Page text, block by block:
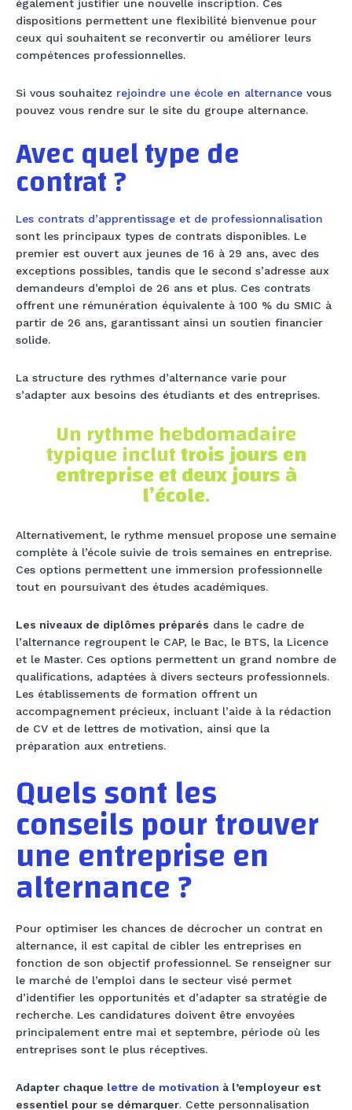
également justifier une nouvelle inscription. Ces
dispositions permettent une flexibilité bienvenue pour
ceux qui souhaitent se reconvertir ou améliorer leurs
compétences professionnelles.
Si vous souhaitez rejoindre une école en alternance vous
pouvez vous rendre sur le site du groupe alternance.
Avec quel type de
contrat ?
Les contrats d’apprentissage et de professionnalisation
sont les principaux types de contrats disponibles. Le
premier est ouvert aux jeunes de 16 à 29 ans, avec des
exceptions possibles, tandis que le second s’adresse aux
demandeurs d’emploi de 26 ans et plus. Ces contrats
offrent une rémunération équivalente à 100 % du SMIC à
partir de 26 ans, garantissant ainsi un soutien financier
solide.
La structure des rythmes d’alternance varie pour
s’adapter aux besoins des étudiants et des entreprises.
Un rythme hebdomadaire
typique incluttrois jours en
entreprise et deux jours à
l’école.
Alternativement, le rythme mensuel propose une semaine
complète à l’école suivie de trois semaines en entreprise.
Ces options permettent une immersion professionnelle
tout en poursuivant des études académiques.
Les niveaux de diplômes préparés dans le cadre de
l’alternance regroupent le CAP, le Bac, le BTS, la Licence
et le Master. Ces options permettent un grand nombre de
qualifications, adaptées à divers secteurs professionnels.
Les établissements de formation offrent un
accompagnement précieux, incluant l’aide à la rédaction
de CV et de lettres de motivation, ainsi que la
préparation aux entretiens.
Quels sont les
conseils pour trouver
une entreprise en
alternance ?
Pour optimiser les chances de décrocher un contrat en
alternance, il est capital de cibler les entreprises en
fonction de son objectif professionnel. Se renseigner sur
le marché de l’emploi dans le secteur visé permet
d’identifier les opportunités et d’adapter sa stratégie de
recherche. Les candidatures doivent être envoyées
principalement entre mai et septembre, période où les
entreprises sont le plus réceptives.
Adapter chaque lettre de motivation à l’employeur est
essentiel pour se démarquer. Cette personnalisation